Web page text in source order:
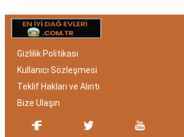
Gizlilik Politikası
Kullanıcı Sözleşmesi
Teklif Hakları ve Alıntı
Bize Ulaşın